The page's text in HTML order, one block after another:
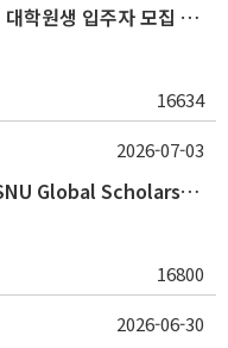
2026학년도 2학기 시흥캠퍼스 주택 대학원생 입주자 모집 안내
16634
2026-2학기 글로벌초우수 장학금(SNU Global Scholarship, GS) 신청 안내(~7/12 23:00)
16800
2026-07-03
2026-06-30